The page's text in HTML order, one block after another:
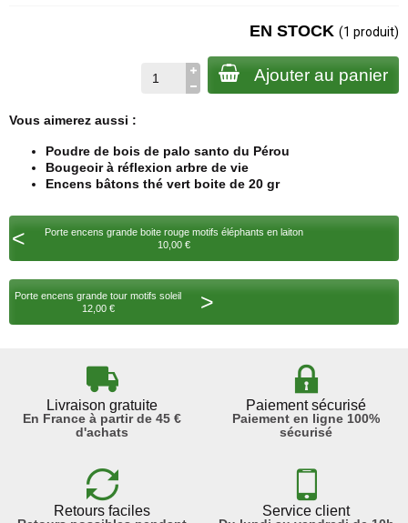
EN STOCK (1 produit)
Ajouter au panier
Vous aimerez aussi :
Poudre de bois de palo santo du Pérou
Bougeoir à réflexion arbre de vie
Encens bâtons thé vert boite de 20 gr
<
Porte encens grande boite rouge motifs éléphants en laiton
10,00 €
Porte encens grande tour motifs soleil
12,00 €
>
Livraison gratuite
En France à partir de 45 €
d'achats
Paiement sécurisé
Paiement en ligne 100%
sécurisé
Retours faciles Service client